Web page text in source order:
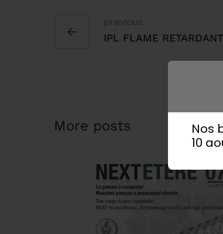
Nos
10
IPL FLAME
previous
More posts